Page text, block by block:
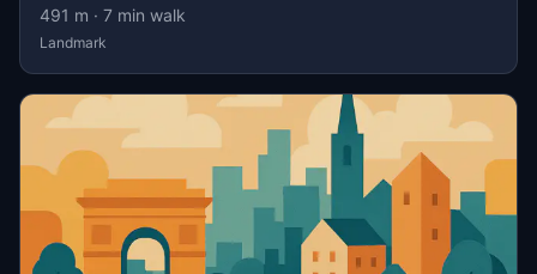
491 m · 7 min walk
Landmark